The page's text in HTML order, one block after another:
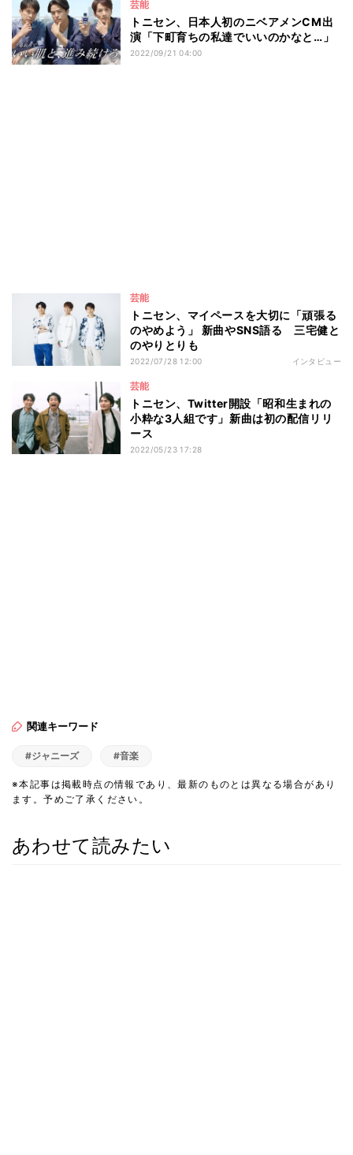
芸能
トニセン、日本人初のニベアメンCM出
演「下町育ちの私達でいいのかなと…」
2022/09/21 04:00
芸能
トニセン、マイペースを大切に「頑張る
のやめよう」 新曲やSNS語る 三宅健と
のやりとりも
2022/07/28 12:00 インタビュー
芸能
トニセン、Twitter開設「昭和生まれの
小粋な3人組です」新曲は初の配信リリ
ース
2022/05/23 17:28
関連キーワード
#ジャニーズ #音楽
※本記事は掲載時点の情報であり、最新のものとは異なる場合があり
ます。予めご了承ください。
あわせて読みたい